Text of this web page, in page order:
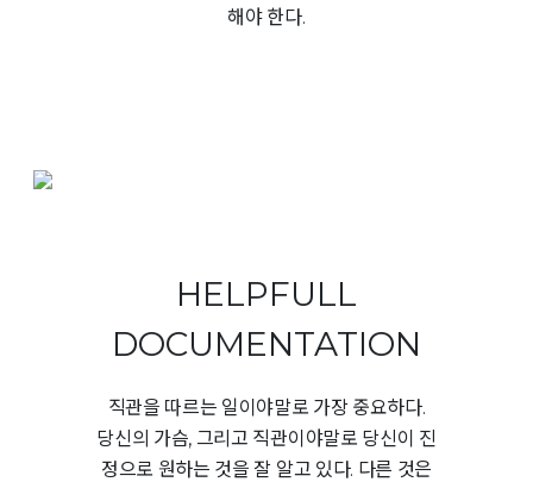
해야 한다.
HELPFULL
DOCUMENTATION
직관을 따르는 일이야말로 가장 중요하다.
당신의 가슴, 그리고 직관이야말로 당신이 진
정으로 원하는 것을 잘 알고 있다. 다른 것은